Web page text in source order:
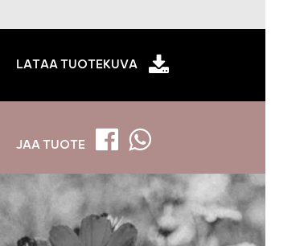
LATAA TUOTEKUVA
JAA TUOTE